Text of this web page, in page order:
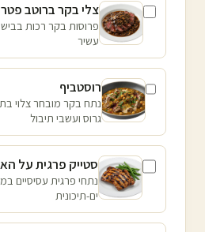
צלי בקר ברוטב
פרוסות בקר רכות
עשיר
רוסטביף
נתח בקר מובחר צלוי
גרוס ועשבי תיבול
סטייק פרגית על
נתחי פרגית עסיסיים
ים-תיכונית